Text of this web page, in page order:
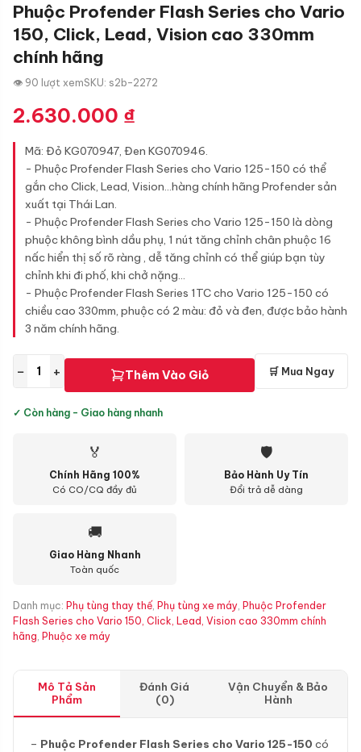
Phuộc Profender Flash Series cho Vario
150, Click, Lead, Vision cao 330mm
chính hãng
👁 90 lượt xemSKU: s2b-2272
2.630.000 ₫
Mã: Đỏ KG070947, Đen KG070946.
- Phuộc Profender Flash Series cho Vario 125-150 có thể
gắn cho Click, Lead, Vision...hàng chính hãng Profender sản
xuất tại Thái Lan.
- Phuộc Profender Flash Series cho Vario 125-150 là dòng
phuộc không bình dầu phụ, 1 nút tăng chỉnh chân phuộc 16
nấc hiển thị số rõ ràng , dễ tăng chỉnh có thể giúp bạn tùy
chỉnh khi đi phố, khi chở nặng...
- Phuộc Profender Flash Series 1TC cho Vario 125-150 có
chiều cao 330mm, phuộc có 2 màu: đỏ và đen, được bảo hành
3 năm chính hãng.
− + Thêm Vào Giỏ 🛒 Mua Ngay
✓ Còn hàng - Giao hàng nhanh
🏅
Chính Hãng 100%
Có CO/CQ đầy đủ
🛡
Bảo Hành Uy Tín
Đổi trả dễ dàng
🚚
Giao Hàng Nhanh
Toàn quốc
Danh mục: Phụ tùng thay thế, Phụ tùng xe máy, Phuộc Profender
Flash Series cho Vario 150, Click, Lead, Vision cao 330mm chính
hãng, Phuộc xe máy
Mô Tả Sản
Phẩm
Đánh Giá
(0)
Vận Chuyển & Bảo
Hành
– Phuộc Profender Flash Series cho Vario 125-150 có